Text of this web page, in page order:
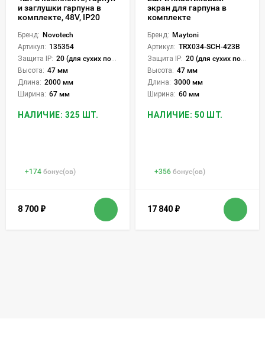
и заглушки гарпуна в
комплекте, 48V, IP20
Бренд: Novotech
Артикул: 135354
Защита IP: 20 (для сухих пом.)
Высота: 47 мм
Длина: 2000 мм
Ширина: 67 мм
НАЛИЧИЕ: 325 ШТ.
+174 бонус(ов)
8 700 ₽
экран для гарпуна в
комплекте
Бренд: Maytoni
Артикул: TRX034-SCH-423B
Защита IP: 20 (для сухих пом.)
Высота: 47 мм
Длина: 3000 мм
Ширина: 60 мм
НАЛИЧИЕ: 50 ШТ.
+356 бонус(ов)
17 840 ₽